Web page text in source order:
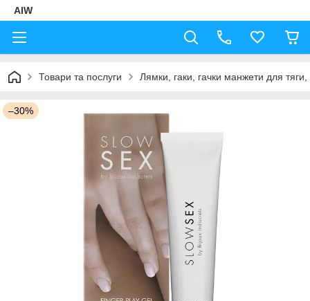
AIW
Товари та послуги Лямки, гаки, гачки манжети для
–30%